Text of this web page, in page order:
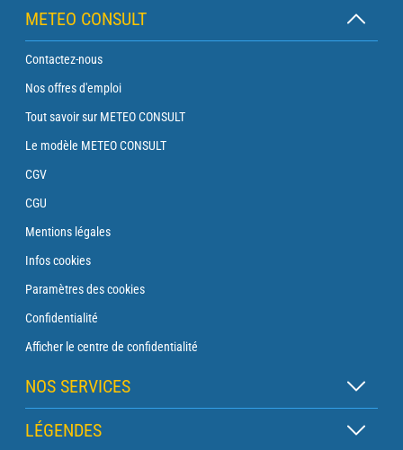
METEO CONSULT
Contactez-nous
Nos offres d'emploi
Tout savoir sur METEO CONSULT
Le modèle METEO CONSULT
CGV
CGU
Mentions légales
Infos cookies
Paramètres des cookies
Confidentialité
Afficher le centre de confidentialité
NOS SERVICES
Abonnement Zen
LÉGENDES